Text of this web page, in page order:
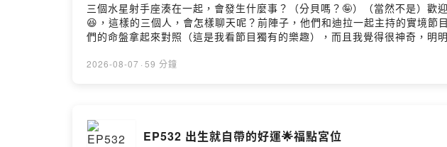
*本節目使用 Firstory 發佈，Firstory
三個水星射手座湊在一起，會發生什麼事？（分貝嗎？🤪）（當然不是）
😆，這樣的三個人，會怎樣聊天呢？前陣子，他們和迪拉一起主持的實境
們的命盤拿起來對照（這是我看節目獨有的樂趣），而且我覺得很神奇，
《寰宇龍虎豹》其實是療癒系小心輕放🐸道理我都懂會委曲求全又不願意委
2026-08-07 · 59 分鐘
EP532 出生就自帶的好運🌟福點宮位